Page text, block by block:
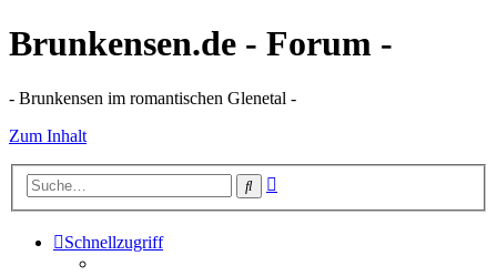
Brunkensen.de - Forum -
- Brunkensen im romantischen Glenetal -
Zum Inhalt
Suche
Schnellzugriff